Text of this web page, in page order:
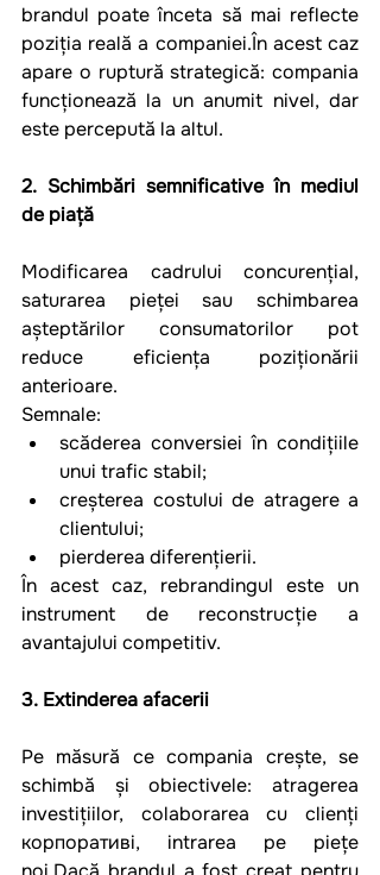
brandul poate înceta să mai reflecte
poziția reală a companiei.În acest caz
apare o ruptură strategică: compania
funcționează la un anumit nivel, dar
este percepută la altul.
2. Schimbări semnificative în mediul
de piață
Modificarea cadrului concurențial,
saturarea pieței sau schimbarea
așteptărilor consumatorilor pot
reduce eficiența poziționării
anterioare.
Semnale:
scăderea conversiei în condițiile
unui trafic stabil;
creșterea costului de atragere a
clientului;
pierderea diferențierii.
În acest caz, rebrandingul este un
instrument de reconstrucție a
avantajului competitiv.
3. Extinderea afacerii
Pe măsură ce compania crește, se
schimbă și obiectivele: atragerea
investițiilor, colaborarea cu clienți
корпоративi, intrarea pe piețe